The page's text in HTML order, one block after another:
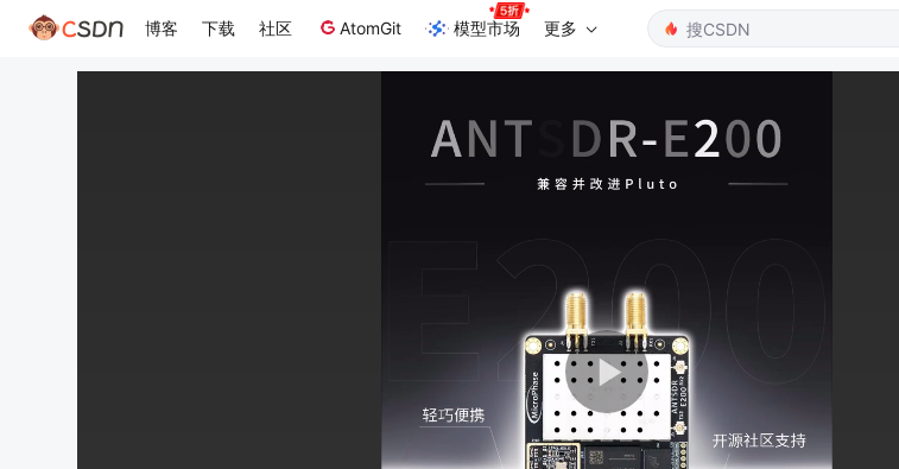
博客 下载 社区 AtomGit 模型市场 更多